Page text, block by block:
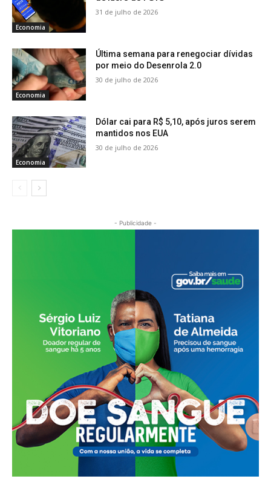
Economia
31 de julho de 2026
Economia
Última semana para renegociar dívidas
por meio do Desenrola 2.0
30 de julho de 2026
Economia
Dólar cai para R$ 5,10, após juros serem
mantidos nos EUA
30 de julho de 2026
- Publicidade -